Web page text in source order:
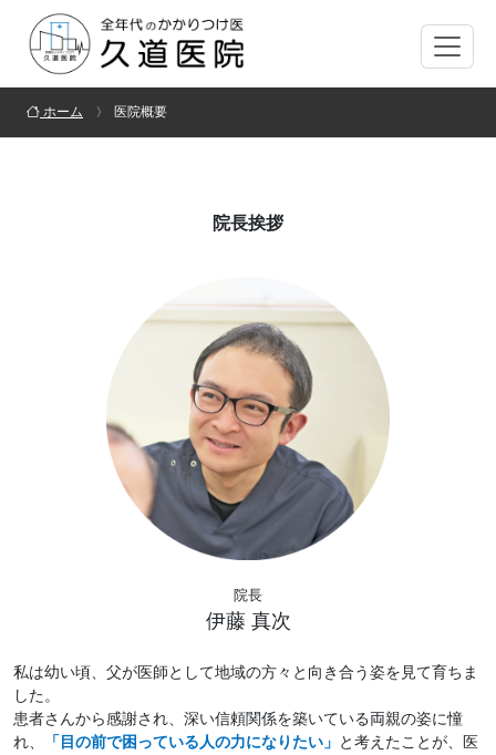
ホーム 医院概要
院長挨拶
院長
伊藤 真次
私は幼い頃、父が医師として地域の方々と向き合う姿を見て育ちま
した。
患者さんから感謝され、深い信頼関係を築いている両親の姿に憧
れ、
「目の前で困っている人の力になりたい」 と考えたことが、医